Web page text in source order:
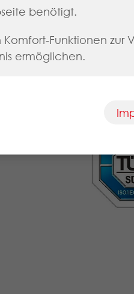
benötigt.
Funktionen zur
ermöglichen.